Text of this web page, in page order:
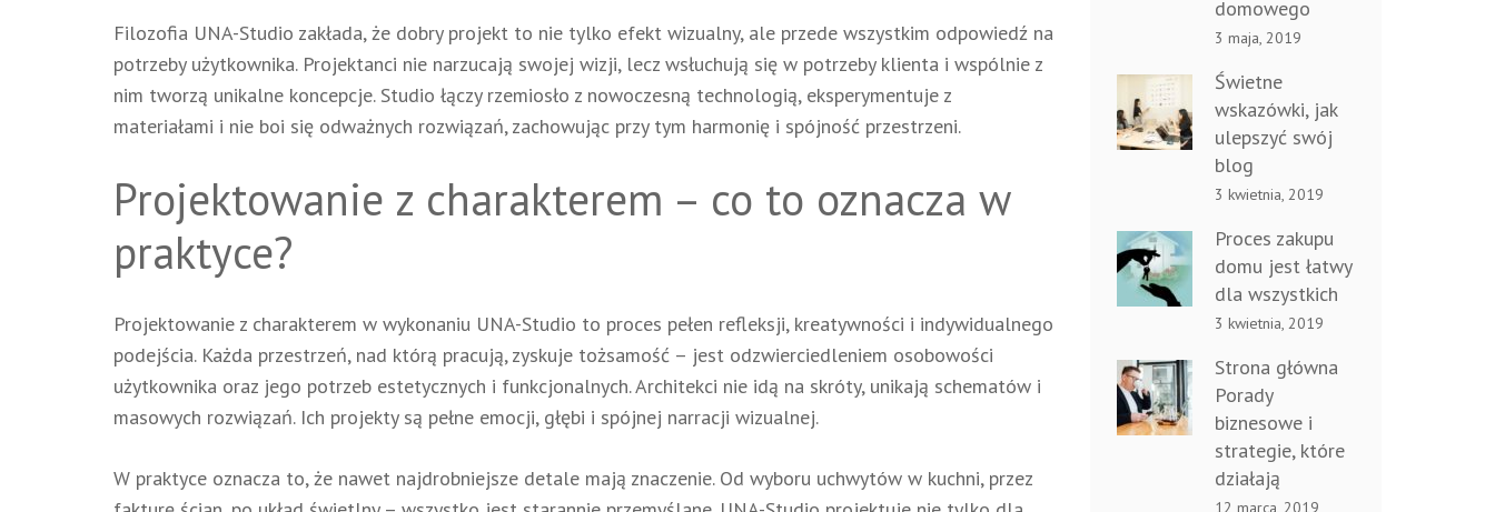
Filozofia UNA-Studio zakłada, że dobry projekt to nie tylko efekt wizualny, ale przede wszystkim odpowiedź na
potrzeby użytkownika. Projektanci nie narzucają swojej wizji, lecz wsłuchują się w potrzeby klienta i wspólnie z
nim tworzą unikalne koncepcje. Studio łączy rzemiosło z nowoczesną technologią, eksperymentuje z
materiałami i nie boi się odważnych rozwiązań, zachowując przy tym harmonię i spójność przestrzeni.
Projektowanie z charakterem – co to oznacza w
praktyce?
Projektowanie z charakterem w wykonaniu UNA-Studio to proces pełen refleksji, kreatywności i indywidualnego
podejścia. Każda przestrzeń, nad którą pracują, zyskuje tożsamość – jest odzwierciedleniem osobowości
użytkownika oraz jego potrzeb estetycznych i funkcjonalnych. Architekci nie idą na skróty, unikają schematów i
masowych rozwiązań. Ich projekty są pełne emocji, głębi i spójnej narracji wizualnej.
W praktyce oznacza to, że nawet najdrobniejsze detale mają znaczenie. Od wyboru uchwytów w kuchni, przez
domowego
3 maja, 2019
Świetne
wskazówki, jak
ulepszyć swój
blog
3 kwietnia, 2019
Proces zakupu
domu jest łatwy
dla wszystkich
3 kwietnia, 2019
Strona główna
Porady
biznesowe i
strategie, które
działają
12 marca, 2019